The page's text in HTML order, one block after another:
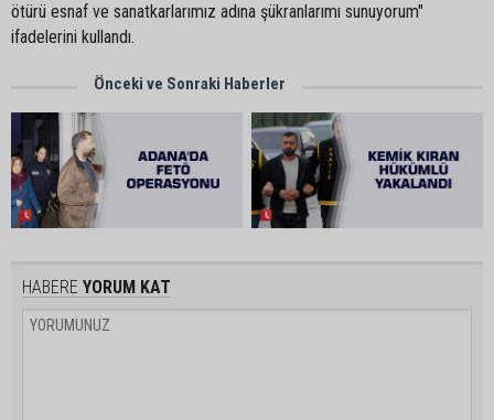
ötürü esnaf ve sanatkarlarımız adına şükranlarımı sunuyorum"
ifadelerini kullandı.
Önceki ve Sonraki Haberler
HABERE YORUM KAT